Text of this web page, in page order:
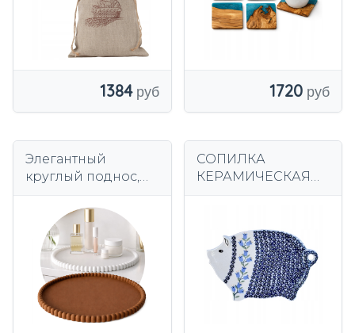
1384 1720
Элегантный
круглый поднос,
Coaster в стиле
Japandi, 25 см
СОПИЛКА
КЕРАМИЧЕСКАЯ